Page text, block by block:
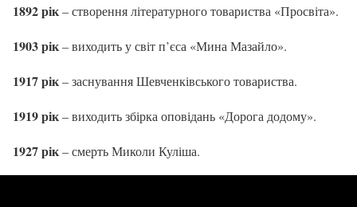
1892 рік– створення літературного товариства «Просвіта».
1903 рік– виходить у світ п’єса «Мина Мазайло».
1917 рік– заснування Шевченківського товариства.
1919 рік– виходить збірка оповідань «Дорога додому».
1927 рік– смерть Миколи Куліша.